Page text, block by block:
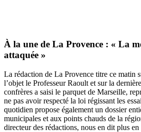
À la une de La Provence : « La
attaquée »
La rédaction de La Provence titre ce matin
l’objet le Professeur Raoult et sur la
confrères a saisi le parquet de Marseille,
ne pas avoir respecté la loi régissant les
quotidien propose également un dossier
municipales et aux points chauds de la
directeur des rédactions, nous en dit plus